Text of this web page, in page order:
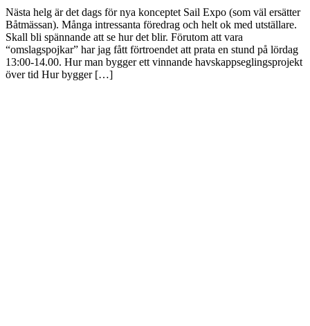
Nästa helg är det dags för nya konceptet Sail Expo (som väl ersätter
Båtmässan). Många intressanta föredrag och helt ok med utställare.
Skall bli spännande att se hur det blir. Förutom att vara
“omslagspojkar” har jag fått förtroendet att prata en stund på lördag
13:00-14.00. Hur man bygger ett vinnande havskappseglingsprojekt
över tid Hur bygger […]